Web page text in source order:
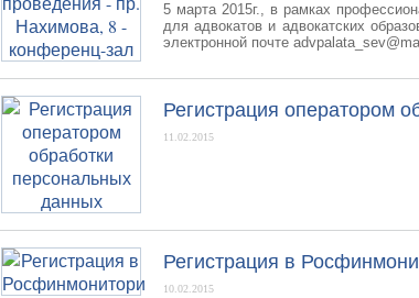
5 марта 2015г., в рамках
для адвокатов и адвокатских
электронной почте
Регистрация оператором
11.02.2015
Регистрация в
10.02.2015